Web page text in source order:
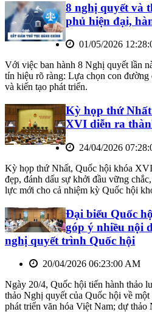
8 nghị quyết và
phủ hiện đại,
01/05/2026
Với việc ban hành 8 Nghị quyết lần
tín hiệu rõ ràng: Lựa chọn con đường
và kiến tạo phát triển.
Kỳ họp thứ
XVI diễn ra
24/04/2026
Kỳ họp thứ Nhất, Quốc hội khóa
đẹp, đánh dấu sự khởi đầu vững
lực mới cho cả nhiệm kỳ Quốc hội
Đại biểu Quốc
góp ý nhiều nội
nghị quyết trình Quốc hội
20/04/2026 06:23:00 AM
Ngày 20/4, Quốc hội tiến hành thảo
thảo Nghị quyết của Quốc hội về một
phát triển văn hóa Việt Nam; dự